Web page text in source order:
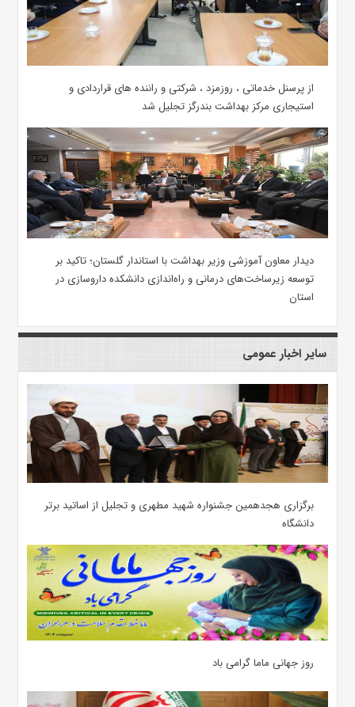
از پرسنل خدماتی ، روزمزد ، شرکتی و راننده های قراردادی و
استیجاری مرکز بهداشت بندرگز تجلیل شد
دیدار معاون آموزشی وزیر بهداشت با استاندار گلستان؛ تاکید بر
توسعه زیرساخت‌های درمانی و راه‌اندازی دانشکده داروسازی در
استان
سایر اخبار عمومی
برگزاری هجدهمین جشنواره شهید مطهری و تجلیل از اساتید برتر
دانشگاه
روز جهانی ماما گرامی باد